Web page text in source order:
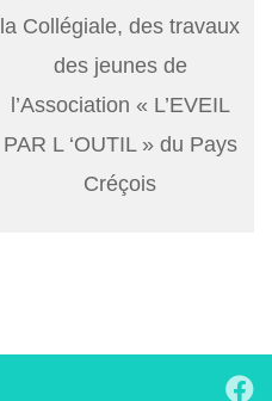
la Collégiale, des travaux
des jeunes de
l’Association « L’EVEIL
PAR L ‘OUTIL » du Pays
Créçois